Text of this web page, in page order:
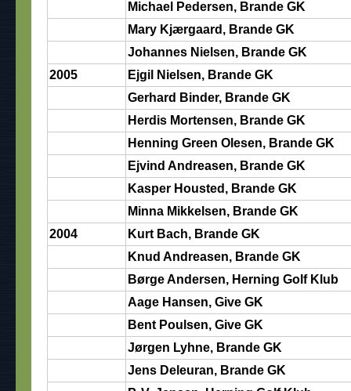
Michael Pedersen, Brande GK
Mary Kjærgaard, Brande GK
Johannes Nielsen, Brande GK
2005
Ejgil Nielsen, Brande GK
Gerhard Binder, Brande GK
Herdis Mortensen, Brande GK
Henning Green Olesen, Brande GK
Ejvind Andreasen, Brande GK
Kasper Housted, Brande GK
Minna Mikkelsen, Brande GK
2004
Kurt Bach, Brande GK
Knud Andreasen, Brande GK
Børge Andersen, Herning Golf Klub
Aage Hansen, Give GK
Bent Poulsen, Give GK
Jørgen Lyhne, Brande GK
Jens Deleuran, Brande GK